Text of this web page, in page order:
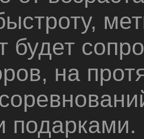
будет
на
подарками.